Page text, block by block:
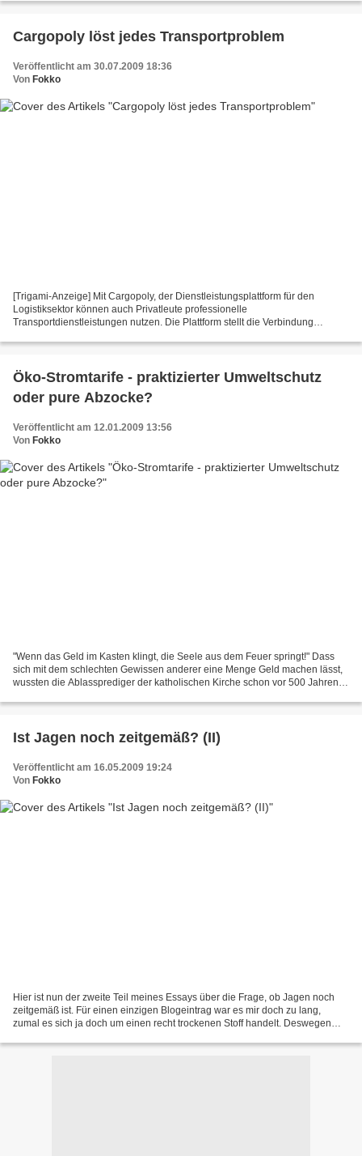
Cargopoly löst jedes Transportproblem
Veröffentlicht am 30.07.2009 18:36
Von Fokko
[Trigami-Anzeige] Mit Cargopoly, der Dienstleistungsplattform für den
Logistiksektor können auch Privatleute professionelle
Transportdienstleistungen nutzen. Die Plattform stellt die Verbindung
Öko-Stromtarife - praktizierter Umweltschutz
oder pure Abzocke?
Veröffentlicht am 12.01.2009 13:56
Von Fokko
"Wenn das Geld im Kasten klingt, die Seele aus dem Feuer springt!" Dass
sich mit dem schlechten Gewissen anderer eine Menge Geld machen lässt,
wussten die Ablassprediger der katholischen Kirche schon vor 500 Jahren.
Ist Jagen noch zeitgemäß? (II)
Veröffentlicht am 16.05.2009 19:24
Von Fokko
Hier ist nun der zweite Teil meines Essays über die Frage, ob Jagen noch
zeitgemäß ist. Für einen einzigen Blogeintrag war es mir doch zu lang,
zumal es sich ja doch um einen recht trockenen Stoff handelt. Deswegen